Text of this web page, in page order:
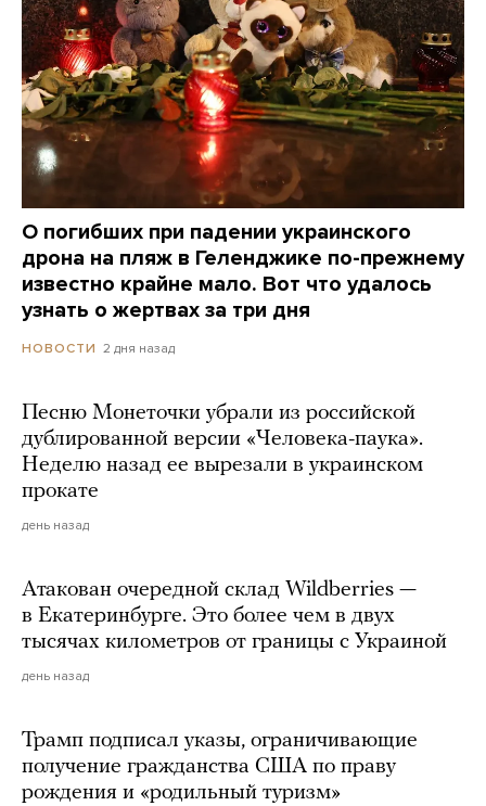
О погибших при падении украинского
дрона на пляж в Геленджике по-прежнему
известно крайне мало. Вот что удалось
узнать о жертвах за три дня
НОВОСТИ 2 дня назад
Песню Монеточки убрали из российской
дублированной версии «Человека-паука».
Неделю назад ее вырезали в украинском
прокате
день назад
Атакован очередной склад Wildberries —
в Екатеринбурге. Это более чем в двух
тысячах километров от границы с Украиной
день назад
Трамп подписал указы, ограничивающие
получение гражданства США по праву
рождения и «родильный туризм»